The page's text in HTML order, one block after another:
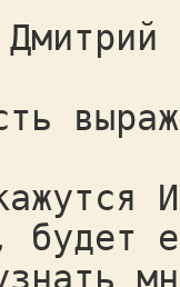
будет